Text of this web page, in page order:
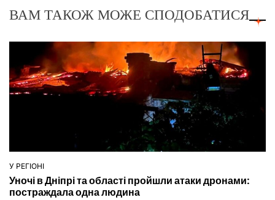
ВАМ ТАКОЖ МОЖЕ СПОДОБАТИСЯ
ОПУБЛІКУВАТИ
У
У РЕГІОНІ
Уночі в Дніпрі та області пройшли атаки дронами:
постраждала одна людина